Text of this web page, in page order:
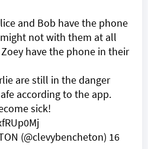
and Bob have the phone
not with them at all
have the phone in their
are still in the danger
according to the app.
sick!
(@clevybencheton) 16